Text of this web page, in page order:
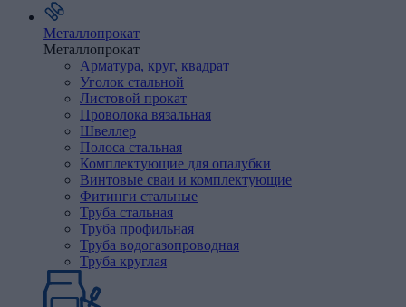
Металлопрокат
Металлопрокат
Арматура, круг, квадрат
Уголок стальной
Листовой прокат
Проволока вязальная
Швеллер
Полоса стальная
Комплектующие для опалубки
Винтовые сваи и комплектующие
Фитинги стальные
Труба стальная
Труба профильная
Труба водогазопроводная
Труба круглая